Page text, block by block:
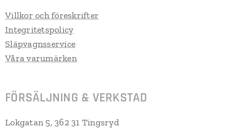
Villkor och föreskrifter
Integritetspolicy
Släpvagnsservice
Våra varumärken
FÖRSÄLJNING & VERKSTAD
Lokgatan 5, 362 31 Tingsryd